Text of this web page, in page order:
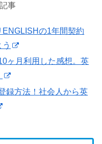
事
ENGLISHの1年間契約
ヶ月利用した感想。英
録方法！社会人から英